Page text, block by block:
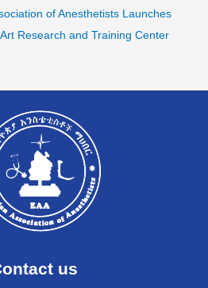
of Anesthetists Launches
Research and Training Center
us